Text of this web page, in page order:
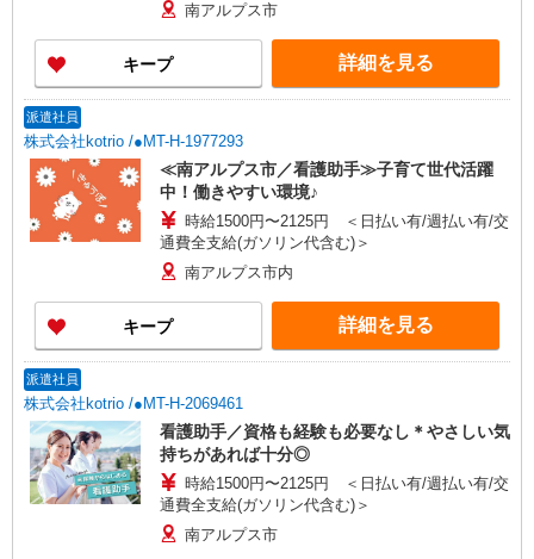
南アルプス市
キープ 詳細を見る
派遣社員
株式会社kotrio /●MT-H-1977293
≪南アルプス市／看護助手≫子育て世代活躍
中！働きやすい環境♪
時給1500円〜2125円 ＜日払い有/週払い有/交
通費全支給(ガソリン代含む)＞
南アルプス市内
キープ 詳細を見る
派遣社員
株式会社kotrio /●MT-H-2069461
看護助手／資格も経験も必要なし＊やさしい気
持ちがあれば十分◎
時給1500円〜2125円 ＜日払い有/週払い有/交
通費全支給(ガソリン代含む)＞
南アルプス市